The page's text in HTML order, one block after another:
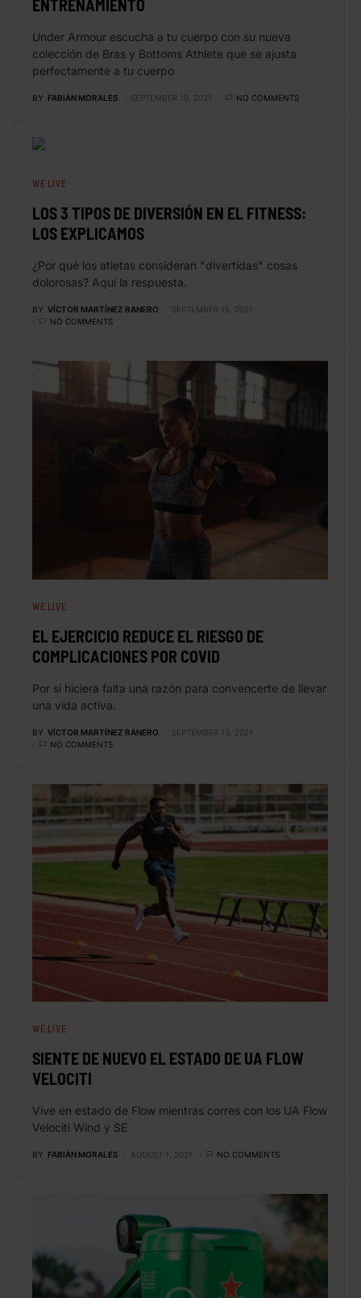
ENTRENAMIENTO
Under Armour escucha a tu cuerpo con su nueva
colección de Bras y Bottoms Athlete que se ajusta
perfectamente a tu cuerpo
BY FABIÁN MORALES SEPTEMBER 19, 2021 NO COMMENTS
WE LIVE
LOS 3 TIPOS DE DIVERSIÓN EN EL FITNESS:
LOS EXPLICAMOS
¿Por qué los atletas consideran "divertidas" cosas
dolorosas? Aquí la respuesta.
BY VÍCTOR MARTÍNEZ RANERO
SEPTEMBER 15, 2021
NO COMMENTS
WE LIVE
EL EJERCICIO REDUCE EL RIESGO DE
COMPLICACIONES POR COVID
Por si hiciera falta una razón para convencerte de llevar
una vida activa.
BY VÍCTOR MARTÍNEZ RANERO
SEPTEMBER 13, 2021
NO COMMENTS
WE LIVE
SIENTE DE NUEVO EL ESTADO DE UA FLOW
VELOCITI
Vive en estado de Flow mientras corres con los UA Flow
Velociti Wind y SE
BY FABIÁN MORALES AUGUST 1, 2021 NO COMMENTS